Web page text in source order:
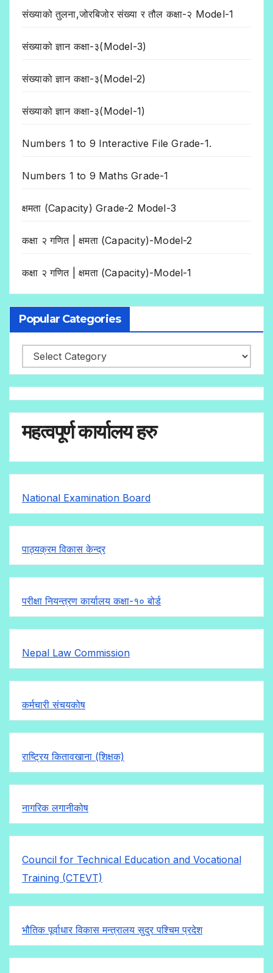
संख्याको तुलना,जोरबिजोर संख्या र तौल कक्षा-२ Model-1
संख्याको ज्ञान कक्षा-३(Model-3)
संख्याको ज्ञान कक्षा-३(Model-2)
संख्याको ज्ञान कक्षा-३(Model-1)
Numbers 1 to 9 Interactive File Grade-1.
Numbers 1 to 9 Maths Grade-1
क्षमता (Capacity) Grade-2 Model-3
कक्षा २ गणित | क्षमता (Capacity)-Model-2
कक्षा २ गणित | क्षमता (Capacity)-Model-1
Popular Categories
Popular
Categories
महत्वपूर्ण कार्यालय हरु
National Examination Board
पाठ्यक्रम विकास केन्द्र
परीक्षा नियन्त्रण कार्यालय कक्षा-१०बोर्ड
Nepal Law Commission
कर्मचारी संचयकोष
राष्ट्रिय कितावखाना (शिक्षक)
नागरिक लगानीकोष
Council for Technical Education and Vocational
Training (CTEVT)
भौतिक पूर्वाधार विकास मन्त्रालय सुदुर पश्चिम प्रदेश